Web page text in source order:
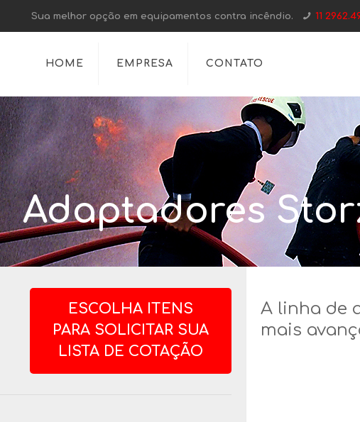
Sua melhor opção em equipamentos contra incêndio. 11
HOME EMPRESA CONTATO
Adaptadores
A linha de
mais
ESCOLHA ITENS
PARA SOLICITAR SUA
LISTA DE COTAÇÃO